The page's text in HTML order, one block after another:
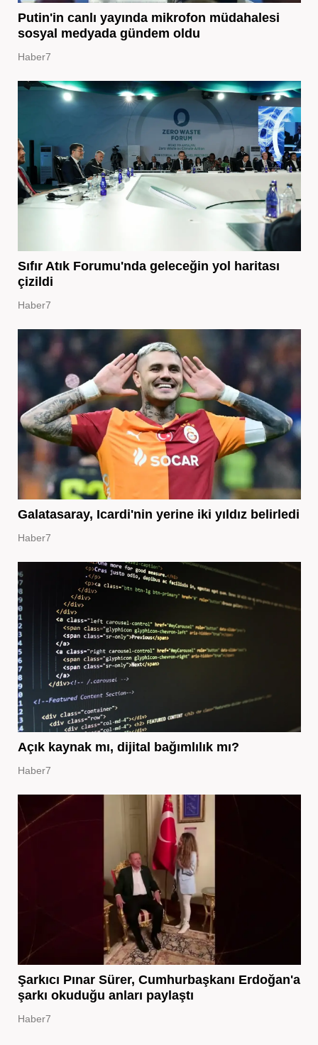
Putin'in canlı yayında mikrofon müdahalesi
sosyal medyada gündem oldu
Haber7
Sıfır Atık Forumu'nda geleceğin yol haritası
çizildi
Haber7
Galatasaray, Icardi'nin yerine iki yıldız belirledi
Haber7
Açık kaynak mı, dijital bağımlılık mı?
Haber7
Şarkıcı Pınar Sürer, Cumhurbaşkanı Erdoğan'a
şarkı okuduğu anları paylaştı
Haber7